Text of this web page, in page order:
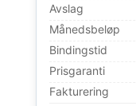
Avslag
Månedsbeløp
Bindingstid
Prisgaranti
Fakturering